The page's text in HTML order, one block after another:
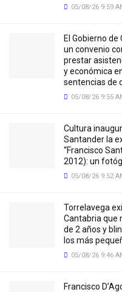
05/08/26 9:59
El Gobierno
un convenio
prestar
y económica
sentencias de
05/08/26 9:55
Cultura
Santander la
“Francisco
2012): un
05/08/26 9:52
Torrelavega
Cantabria que
de 2 años y
los más
05/08/26 9:46
Francisco